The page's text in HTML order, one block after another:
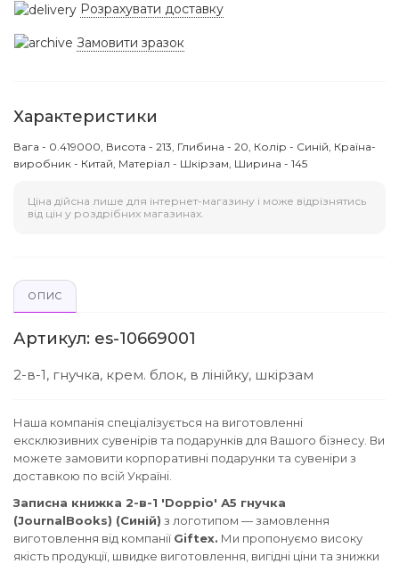
Розрахувати доставку
Замовити зразок
Характеристики
Вага - 0.419000, Висота - 213, Глибина - 20, Колір - Синій, Країна-
виробник - Китай, Матеріал - Шкірзам, Ширина - 145
Ціна дійсна лише для інтернет-магазину і може відрізнятись
від цін у роздрібних магазинах.
ОПИС
Артикул: es-10669001
2-в-1, гнучка, крем. блок, в лінійку, шкірзам
Наша компанія спеціалізується на виготовленні
ексклюзивних сувенірів та подарунків для Вашого бізнесу. Ви
можете замовити корпоративні подарунки та сувеніри з
доставкою по всій Україні.
Записна книжка 2-в-1 'Doppio' А5 гнучка
(JournalBooks) (Синій) з логотипом — замовлення
виготовлення від компанії Giftex. Ми пропонуємо високу
якість продукції, швидке виготовлення, вигідні ціни та знижки